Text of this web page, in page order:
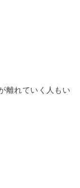
離れていく人もい